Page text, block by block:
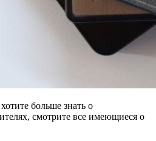
больше знать о
смотрите все имеющиеся о